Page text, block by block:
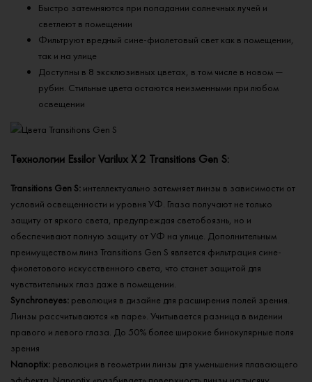
Быстро затемняются при попадании солнечных лучей и
светлеют в помещении
Фильтруют вредный сине-фиолетовый свет как в помещении,
так и на улице
Доступны в 8 эксклюзивных цветах, в том числе в новом —
рубин. Стильные цвета остаются неизменными при любом
освещении
Технологии Essilor Varilux X 2 Transitions Gen S:
Transitions Gen S: интеллектуально затемняет линзы в зависимости от
условий освещенности и уровня УФ. Глаза получают не только
защиту от яркого света, предупреждая светобоязнь, но и
обеспечивают полную защиту от УФ на улице. Дополнительным
преимуществом линз Transitions Gen S является фильтрация сине-
фиолетового искусственного света, что станет защитой для
чувствительных глаз даже в помещении.
Synchroneyes: революция в дизайне для расширения полей зрения.
Линзы рассчитываются «в паре». Учитывается разница в видении
правого и левого глаза. До 50% более широкие бинокулярные поля
зрения
Nanoptix: революция в геометрии линзы для уменьшения плавающего